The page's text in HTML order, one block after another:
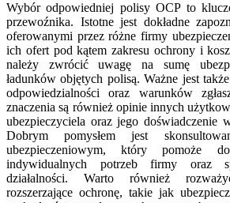
Wybór odpowiedniej polisy OCP to
przewoźnika. Istotne jest dokładne
oferowanymi przez różne firmy
ich ofert pod kątem zakresu ochrony i
należy zwrócić uwagę na sumę
ładunków objętych polisą. Ważne jest
odpowiedzialności oraz warunków
znaczenia są również opinie innych
ubezpieczyciela oraz jego doświadczenie
Dobrym pomysłem jest
ubezpieczeniowym, który pomoże
indywidualnych potrzeb firmy oraz
działalności. Warto również
rozszerzające ochronę, takie jak